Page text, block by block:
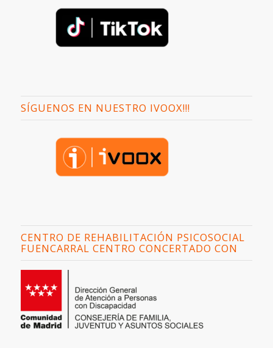
SÍGUENOS EN NUESTRO IVOOX!!!
CENTRO DE REHABILITACIÓN PSICOSOCIAL
FUENCARRAL CENTRO CONCERTADO CON